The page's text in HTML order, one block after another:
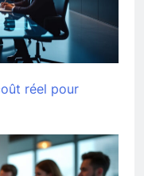
réel pour